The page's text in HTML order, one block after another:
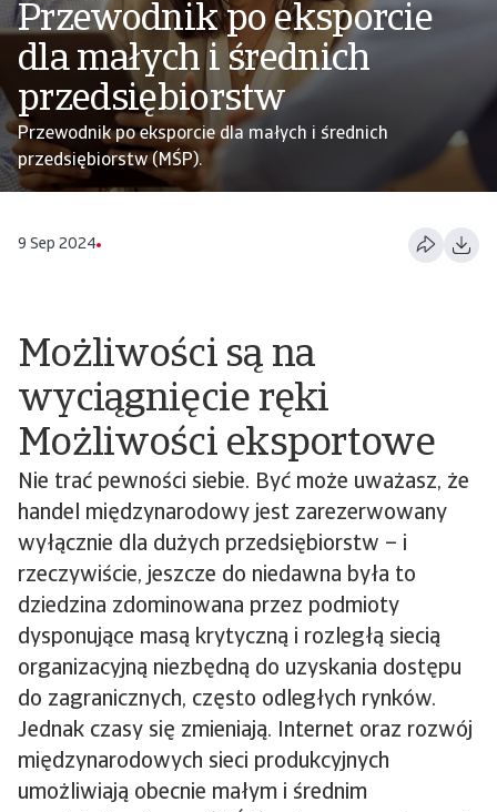
Przewodnik po eksporcie
dla małych i średnich
przedsiębiorstw
Przewodnik po eksporcie dla małych i średnich
przedsiębiorstw (MŚP).
9 Sep 2024
Możliwości są na
wyciągnięcie ręki
Możliwości eksportowe
Nie trać pewności siebie. Być może uważasz, że
handel międzynarodowy jest zarezerwowany
wyłącznie dla dużych przedsiębiorstw – i
rzeczywiście, jeszcze do niedawna była to
dziedzina zdominowana przez podmioty
dysponujące masą krytyczną i rozległą siecią
organizacyjną niezbędną do uzyskania dostępu
do zagranicznych, często odległych rynków.
Jednak czasy się zmieniają. Internet oraz rozwój
międzynarodowych sieci produkcyjnych
umożliwiają obecnie małym i średnim